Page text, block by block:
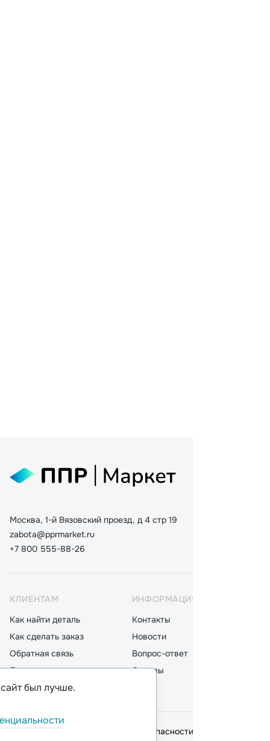
Москва, 1-й Вязовский проезд, д 4 стр 19
zabota@pprmarket.ru
+7 800 555-88-26
КЛИЕНТАМ
Как найти деталь
Как сделать заказ
Обратная связь
Доставка
Оплата
ИНФОРМАЦИЯ
Контакты
Новости
Вопрос-ответ
Отзывы
© 2026,ООО "ППР"
Политика безопасности
был лучше.